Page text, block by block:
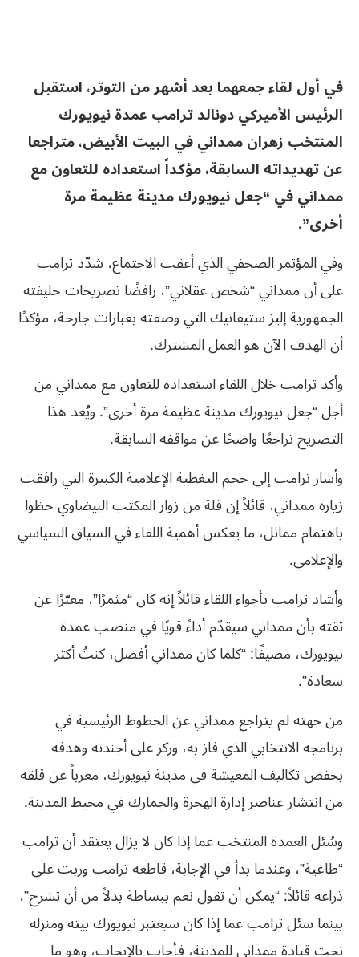
في أول لقاء جمعهما بعد أشهر من التوتر، استقبل
الرئيس الأميركي دونالد ترامب عمدة نيويورك
المنتخب زهران ممداني في البيت الأبيض، متراجعا
عن تهديداته السابقة، مؤكداً استعداده للتعاون مع
ممداني في “جعل نيويورك مدينة عظيمة مرة
أخرى”.
وفي المؤتمر الصحفي الذي أعقب الاجتماع، شدّد ترامب
على أن ممداني “شخص عقلاني”، رافضًا تصريحات حليفته
الجمهورية إليز ستيفانيك التي وصفته بعبارات جارحة، مؤكدًا
أن الهدف الآن هو العمل المشترك.
وأكد ترامب خلال اللقاء استعداده للتعاون مع ممداني من
أجل “جعل نيويورك مدينة عظيمة مرة أخرى”. ويُعد هذا
التصريح تراجعًا واضحًا عن مواقفه السابقة.
وأشار ترامب إلى حجم التغطية الإعلامية الكبيرة التي رافقت
زيارة ممداني، قائلاً إن قلة من زوار المكتب البيضاوي حظوا
باهتمام مماثل، ما يعكس أهمية اللقاء في السياق السياسي
والإعلامي.
وأشاد ترامب بأجواء اللقاء قائلاً إنه كان “مثمرًا”، معبّرًا عن
ثقته بأن ممداني سيقدّم أداءً قويًا في منصب عمدة
نيويورك، مضيفًا: “كلما كان ممداني أفضل، كنتُ أكثر
سعادة”.
من جهته لم يتراجع ممداني عن الخطوط الرئيسية في
برنامجه الانتخابي الذي فاز به، وركز على أجندته وهدفه
بخفض تكاليف المعيشة في مدينة نيويورك، معرباً عن قلقه
من انتشار عناصر إدارة الهجرة والجمارك في محيط المدينة.
وسُئل العمدة المنتخب عما إذا كان لا يزال يعتقد أن ترامب
“طاغية”، وعندما بدأ في الإجابة، قاطعه ترامب وربت على
ذراعه قائلاً: “يمكن أن تقول نعم ببساطة بدلاً من أن تشرح”،
بينما سئل ترامب عما إذا كان سيعتبر نيويورك بيته ومنزله
تحت قيادة ممداني للمدينة، فأجاب بالإيجاب، وهو ما